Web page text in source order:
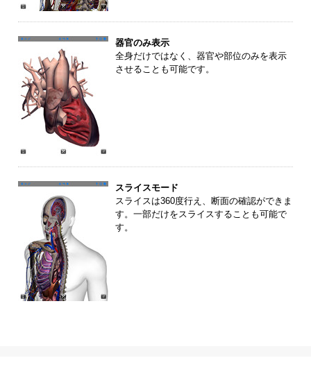
器官のみ表示
全身だけではなく、器官や部位のみを表示
させることも可能です。
スライスモード
スライスは360度行え、断面の確認ができま
す。一部だけをスライスすることも可能で
す。